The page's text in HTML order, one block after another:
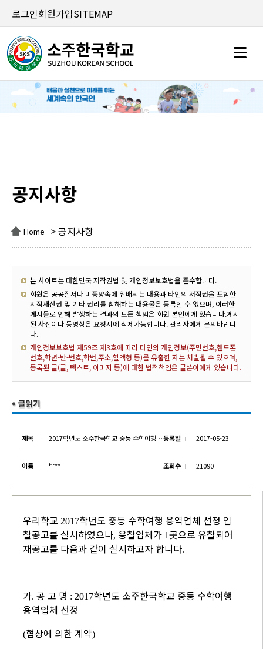
로그인회원가입SITEMAP
공지사항
Home > 공지사항
본 사이트는 대한민국 저작권법 및 개인정보보호법을 준수합니다.
회원은 공공질서나 미풍양속에 위배되는 내용과 타인의 저작권을 포함한
지적재산권 및 기타 권리를 침해하는 내용물은 등록할 수 없으며, 이러한
게시물로 인해 발생하는 결과의 모든 책임은 회원 본인에게 있습니다.게시
된 사진이나 동영상은 요청시에 삭제가능합니다. 관리자에게 문의바랍니
다.
개인정보보호법 제59조 제3호에 따라 타인의 개인정보(주민번호,핸드폰
번호,학년-반-번호,학번,주소,혈액형 등)를 유출한 자는 처벌될 수 있으며,
등록된 글(글, 텍스트, 이미지 등)에 대한 법적책임은 글쓴이에게 있습니다.
제목 2017학년도 소주한국학교 중등 수학여행 용역업체 선정 입찰 재공고(긴급)등록일 2017-05-23
이름 박** 조회수 21090
우리학교 2017학년도 중등 수학여행 용역업체 선정 입
찰공고를 실시하였으나, 응찰업체가 1곳으로 유찰되어
재공고를 다음과 같이 실시하고자 합니다.
가. 공 고 명 : 2017학년도 소주한국학교 중등 수학여행
용역업체 선정
(협상에 의한 계약)